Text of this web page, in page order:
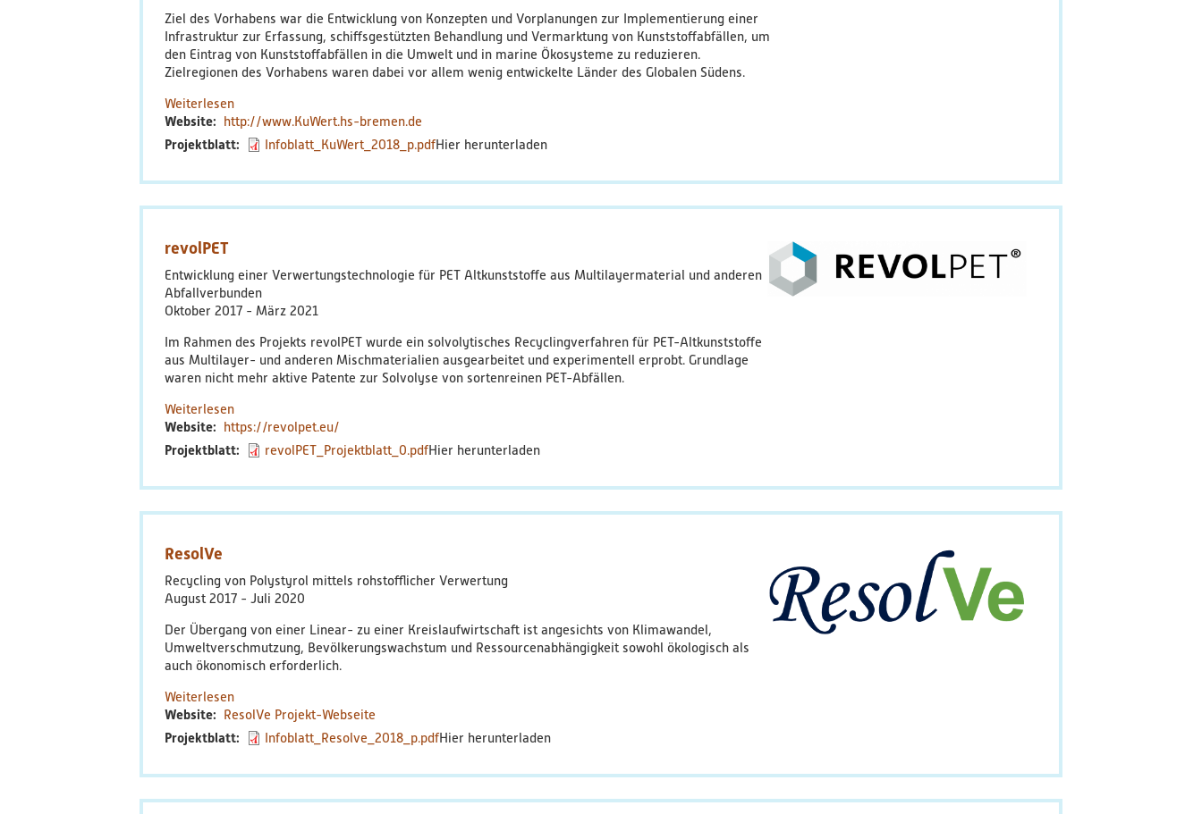
Ziel des Vorhabens war die Entwicklung von Konzepten und Vorplanungen zur Implementierung einer
Infrastruktur zur Erfassung, schiffsgestützten Behandlung und Vermarktung von Kunststoffabfällen, um
den Eintrag von Kunststoffabfällen in die Umwelt und in marine Ökosysteme zu reduzieren.
Zielregionen des Vorhabens waren dabei vor allem wenig entwickelte Länder des Globalen Südens.
Weiterlesen
KuWert
Website
http://www.KuWert.hs-bremen.de
Projektblatt
Infoblatt_KuWert_2018_p.pdf
revolPET
Entwicklung einer Verwertungstechnologie für PET Altkunststoffe aus Multilayermaterial und anderen
Abfallverbunden
Oktober 2017
März 2021
Im Rahmen des Projekts revolPET wurde ein solvolytisches Recyclingverfahren für PET-Altkunststoffe
aus Multilayer- und anderen Mischmaterialien ausgearbeitet und experimentell erprobt. Grundlage
waren nicht mehr aktive Patente zur Solvolyse von sortenreinen PET-Abfällen.
Weiterlesen
revolPET
Website
https://revolpet.eu/
Projektblatt
revolPET_Projektblatt_0.pdf
ResolVe
Recycling von Polystyrol mittels rohstofflicher Verwertung
August 2017
Juli 2020
Der Übergang von einer Linear- zu einer Kreislaufwirtschaft ist angesichts von Klimawandel,
Umweltverschmutzung, Bevölkerungswachstum und Ressourcenabhängigkeit sowohl ökologisch als
auch ökonomisch erforderlich.
Weiterlesen
ResolVe
Website
ResolVe Projekt-Webseite
Projektblatt
Infoblatt_Resolve_2018_p.pdf